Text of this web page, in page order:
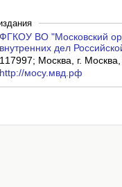
ФГКОУ ВО "Московский
внутренних дел
117997; Москва, г.
http://мосу.мвд.рф